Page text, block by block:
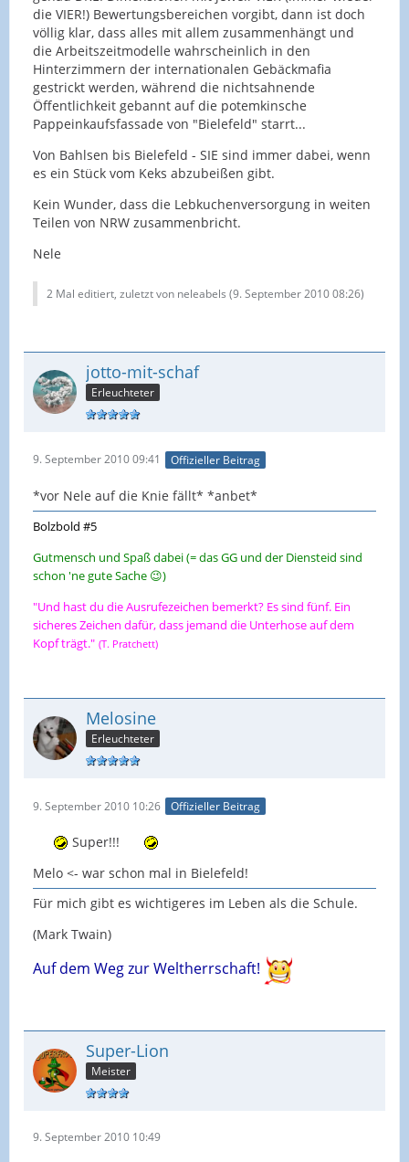
die VIER!) Bewertungsbereichen vorgibt, dann ist doch
völlig klar, dass alles mit allem zusammenhängt und
die Arbeitszeitmodelle wahrscheinlich in den
Hinterzimmern der internationalen Gebäckmafia
gestrickt werden, während die nichtsahnende
Öffentlichkeit gebannt auf die potemkinsche
Pappeinkaufsfassade von "Bielefeld" starrt...
Von Bahlsen bis Bielefeld - SIE sind immer dabei, wenn
es ein Stück vom Keks abzubeißen gibt.
Kein Wunder, dass die Lebkuchenversorgung in weiten
Teilen von NRW zusammenbricht.
Nele
2 Mal editiert, zuletzt von neleabels (9. September 2010 08:26)
jotto-mit-schaf
Erleuchteter
9. September 2010 09:41 Offizieller Beitrag
*vor Nele auf die Knie fällt* *anbet*
Bolzbold #5
Gutmensch und Spaß dabei (= das GG und der Diensteid sind
schon 'ne gute Sache 😉)
"Und hast du die Ausrufezeichen bemerkt? Es sind fünf. Ein
sicheres Zeichen dafür, dass jemand die Unterhose auf dem
Kopf trägt." (T. Pratchett)
Melosine
Erleuchteter
9. September 2010 10:26 Offizieller Beitrag
Super!!!
Melo <- war schon mal in Bielefeld!
Für mich gibt es wichtigeres im Leben als die Schule.
(Mark Twain)
Auf dem Weg zur Weltherrschaft!
Super-Lion
Meister
9. September 2010 10:49